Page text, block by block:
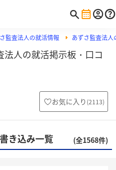
監査法人の就活情報 あずさ監査法人
法人の就活掲示板・口コ
お気に入り (2113)
き込み一覧 (全1568件)